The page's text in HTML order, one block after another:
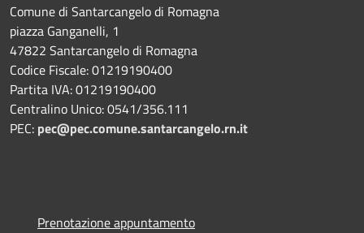
Comune di Santarcangelo di Romagna
piazza Ganganelli, 1
47822 Santarcangelo di Romagna
Codice Fiscale: 01219190400
Partita IVA: 01219190400
Centralino Unico: 0541/356.111
PEC: pec@pec.comune.santarcangelo.rn.it
Prenotazione appuntamento